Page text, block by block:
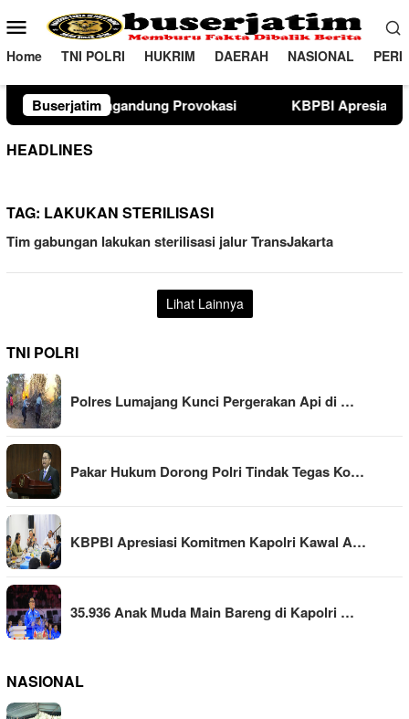
ke
konten
Menu
Mobile
Home TNI POLRI HUKRIM DAERAH NASIONAL
Buserjatim
Provokasi KBPBI Apresiasi Komitmen Kapolri Kawal
HEADLINES
TAG: LAKUKAN STERILISASI
Tim gabungan lakukan sterilisasi jalur TransJakarta
Lihat Lainnya
TNI POLRI
Polres Lumajang Kunci Pergerakan Api di …
Pakar Hukum Dorong Polri Tindak Tegas Ko…
KBPBI Apresiasi Komitmen Kapolri Kawal A…
35.936 Anak Muda Main Bareng di Kapolri …
NASIONAL